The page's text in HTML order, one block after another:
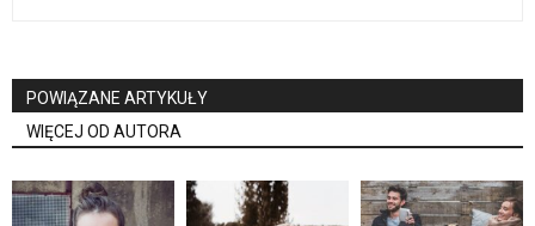
POWIĄZANE ARTYKUŁY
WIĘCEJ OD AUTORA